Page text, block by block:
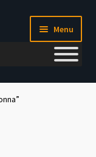
Menu